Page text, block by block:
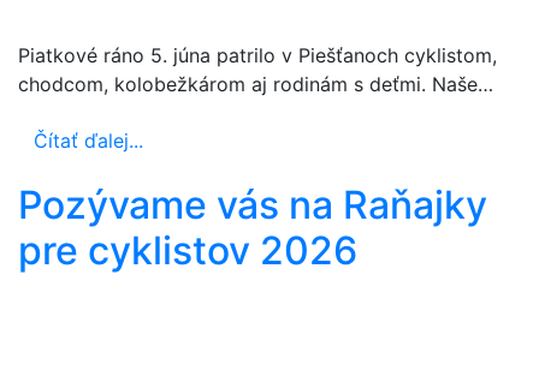
Piatkové ráno 5. júna patrilo v Piešťanoch cyklistom,
chodcom, kolobežkárom aj rodinám s deťmi. Naše…
Čítať ďalej...
Pozývame vás na Raňajky
pre cyklistov 2026